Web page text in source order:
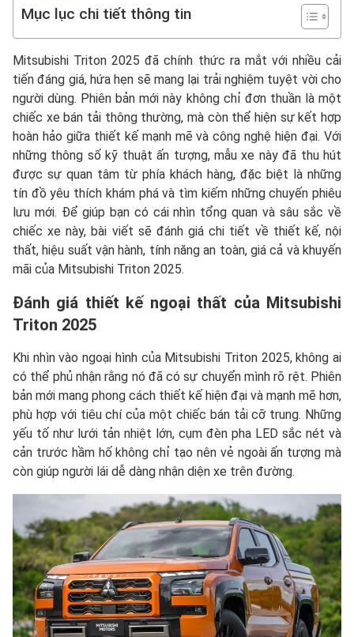
Mục lục chi tiết thông tin
Mitsubishi Triton 2025 đã chính thức ra mắt với nhiều cải
tiến đáng giá, hứa hẹn sẽ mang lại trải nghiệm tuyệt vời cho
người dùng. Phiên bản mới này không chỉ đơn thuần là một
chiếc xe bán tải thông thường, mà còn thể hiện sự kết hợp
hoàn hảo giữa thiết kế mạnh mẽ và công nghệ hiện đại. Với
những thông số kỹ thuật ấn tượng, mẫu xe này đã thu hút
được sự quan tâm từ phía khách hàng, đặc biệt là những
tín đồ yêu thích khám phá và tìm kiếm những chuyến phiêu
lưu mới. Để giúp bạn có cái nhìn tổng quan và sâu sắc về
chiếc xe này, bài viết sẽ đánh giá chi tiết về thiết kế, nội
thất, hiệu suất vận hành, tính năng an toàn, giá cả và khuyến
mãi của Mitsubishi Triton 2025.
Đánh giá thiết kế ngoại thất của Mitsubishi
Triton 2025
Khi nhìn vào ngoại hình của Mitsubishi Triton 2025, không ai
có thể phủ nhận rằng nó đã có sự chuyển mình rõ rệt. Phiên
bản mới mang phong cách thiết kế hiện đại và mạnh mẽ hơn,
phù hợp với tiêu chí của một chiếc bán tải cỡ trung. Những
yếu tố như lưới tản nhiệt lớn, cụm đèn pha LED sắc nét và
cản trước hầm hố không chỉ tạo nên vẻ ngoài ấn tượng mà
còn giúp người lái dễ dàng nhận diện xe trên đường.